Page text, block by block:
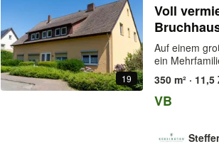
19
Voll
Auf einem
ein
350 m² · 11,5
VB